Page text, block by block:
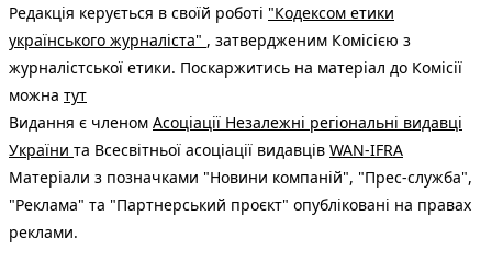
Редакція керується в своїй роботі "Кодексом етики
українського журналіста" , затвердженим Комісією з
журналістської етики. Поскаржитись на матеріал до Комісії
можна тут
Видання є членом Асоціації Незалежні регіональні видавці
України та Всесвітньої асоціації видавців WAN-IFRA
Матеріали з позначками "Новини компаній", "Прес-служба",
"Реклама" та "Партнерський проєкт" опубліковані на правах
реклами.